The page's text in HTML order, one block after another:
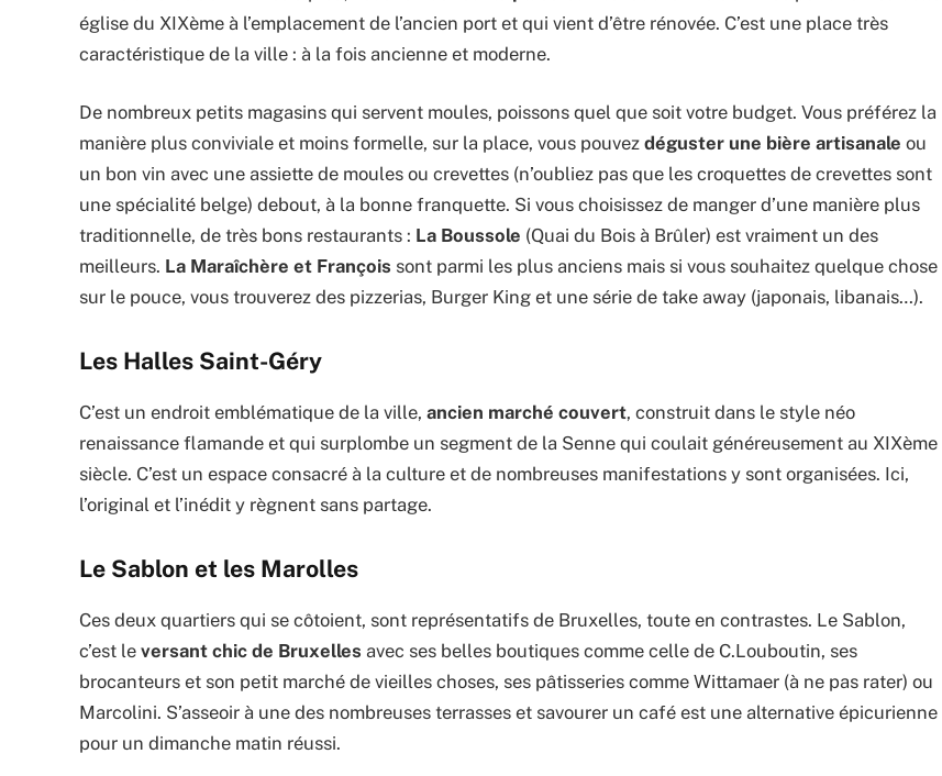
église du XIXème à l’emplacement de l’ancien port et qui vient d’être rénovée. C’est une place très
caractéristique de la ville : à la fois ancienne et moderne.
De nombreux petits magasins qui servent moules, poissons quel que soit votre budget. Vous préférez la
manière plus conviviale et moins formelle, sur la place, vous pouvez déguster une bière artisanale ou
un bon vin avec une assiette de moules ou crevettes (n’oubliez pas que les croquettes de crevettes sont
une spécialité belge) debout, à la bonne franquette. Si vous choisissez de manger d’une manière plus
traditionnelle, de très bons restaurants : La Boussole (Quai du Bois à Brûler) est vraiment un des
meilleurs. La Maraîchère et François sont parmi les plus anciens mais si vous souhaitez quelque chose
sur le pouce, vous trouverez des pizzerias, Burger King et une série de take away (japonais, libanais…).
Les Halles Saint-Géry
C’est un endroit emblématique de la ville, ancien marché couvert, construit dans le style néo
renaissance flamande et qui surplombe un segment de la Senne qui coulait généreusement au XIXème
siècle. C’est un espace consacré à la culture et de nombreuses manifestations y sont organisées. Ici,
l’original et l’inédit y règnent sans partage.
Le Sablon et les Marolles
Ces deux quartiers qui se côtoient, sont représentatifs de Bruxelles, toute en contrastes. Le Sablon,
c’est le versant chic de Bruxelles avec ses belles boutiques comme celle de C.Louboutin, ses
brocanteurs et son petit marché de vieilles choses, ses pâtisseries comme Wittamaer (à ne pas rater) ou
Marcolini. S’asseoir à une des nombreuses terrasses et savourer un café est une alternative épicurienne
pour un dimanche matin réussi.